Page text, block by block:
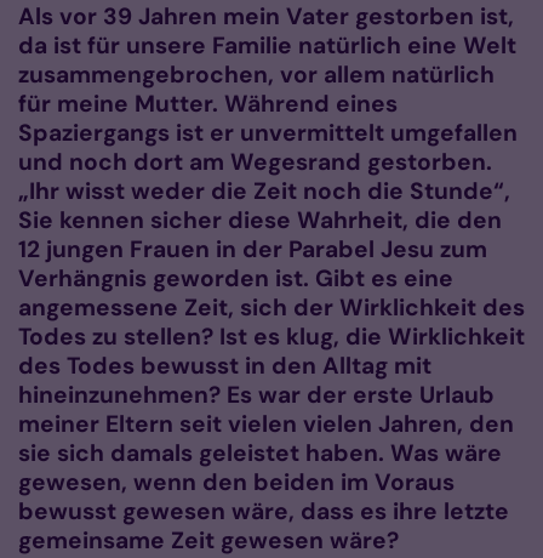
Als vor 39 Jahren mein Vater gestorben ist,
da ist für unsere Familie natürlich eine Welt
zusammengebrochen, vor allem natürlich
für meine Mutter. Während eines
Spaziergangs ist er unvermittelt umgefallen
und noch dort am Wegesrand gestorben.
„Ihr wisst weder die Zeit noch die Stunde“,
Sie kennen sicher diese Wahrheit, die den
12 jungen Frauen in der Parabel Jesu zum
Verhängnis geworden ist. Gibt es eine
angemessene Zeit, sich der Wirklichkeit des
Todes zu stellen? Ist es klug, die Wirklichkeit
des Todes bewusst in den Alltag mit
hineinzunehmen? Es war der erste Urlaub
meiner Eltern seit vielen vielen Jahren, den
sie sich damals geleistet haben. Was wäre
gewesen, wenn den beiden im Voraus
bewusst gewesen wäre, dass es ihre letzte
gemeinsame Zeit gewesen wäre?